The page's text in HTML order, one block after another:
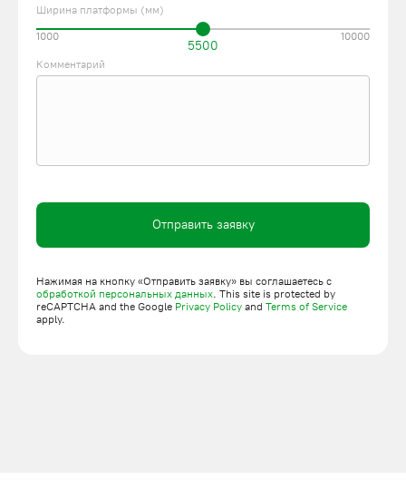
по индивидуальному проекту с учетом требований заказчика.
У нас можно купить четырехколонный автомобильный лифт с
и наладку на объекте, техническое обслуживание лифтов в
Ширина платформы (мм)
5500
1000 10000
Комментарий
Отправить заявку
Нажимая на кнопку «Отправить заявку» вы соглашаетесь с
обработкой персональных данных. This site is protected by
reCAPTCHA and the Google Privacy Policy and Terms of Service
apply.